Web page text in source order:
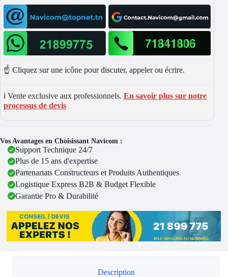
☝️ Cliquez sur une icône pour discuter, appeler ou écrire.
ℹ️ Vente exclusive aux professionnels. En savoir plus sur notre
processus de devis
Vos Avantages en Choisissant Navicom :
Support Technique 24/7
Plus de 15 ans d'expertise
Partenariats Constructeurs et Produits Authentiques
Logistique Express B2B & Budget Flexible
Garantie Pro & Durabilité
Description